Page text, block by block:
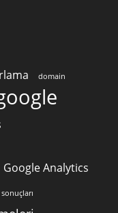
domain
Google Analytics